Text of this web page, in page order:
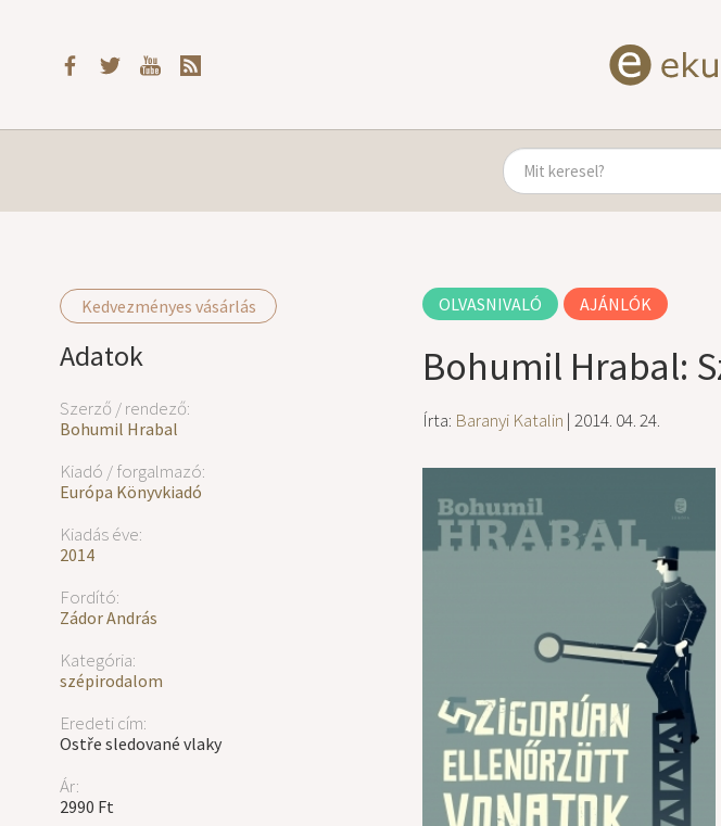
Kedvezményes vásárlás
Adatok
Szerző / rendező:
Bohumil Hrabal
Kiadó / forgalmazó:
Európa Könyvkiadó
Kiadás éve:
2014
Fordító:
Zádor András
Kategória:
szépirodalom
Eredeti cím:
Ostře sledované vlaky
Ár:
2990 Ft
OLVASNIVALÓ AJÁNLÓK
Bohumil Hrabal:
Írta: Baranyi Katalin | 2014. 04. 24.